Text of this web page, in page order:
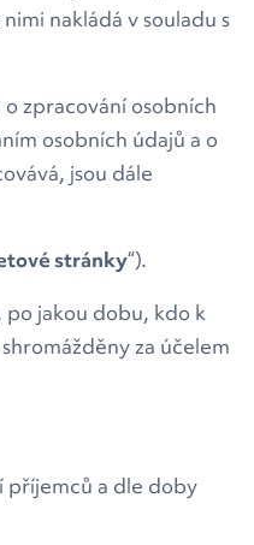
nakládá v souladu s
zpracování osobních
osobních údajů a o
jsou dále
stránky“).
po jakou dobu, kdo k
za účelem
příjemců a dle doby